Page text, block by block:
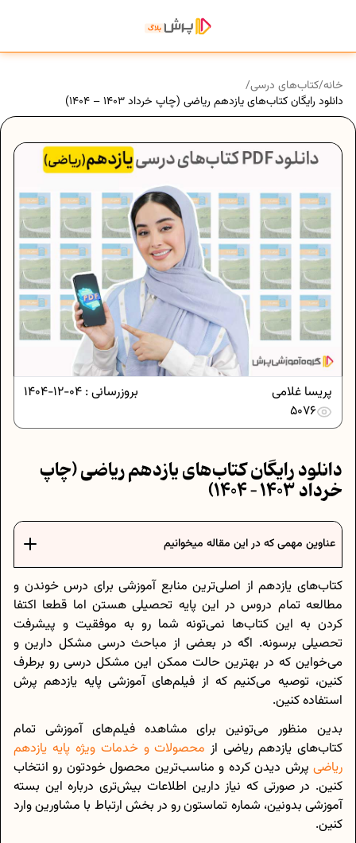
خانه/کتاب‌های درسی/
دانلود رایگان کتاب‌های یازدهم ریاضی (چاپ خرداد 1403 – 1404)
بروزرسانی : 04-12-1404
پریسا غلامی
5076
دانلود رایگان کتاب‌های یازدهم ریاضی (چاپ
خرداد 1403 – 1404)
عناوین مهمی که در این مقاله میخوانیم
کتاب‌های یازدهم از اصلی‌ترین منابع آموزشی برای درس خوندن و
مطالعه تمام دروس در این پایه تحصیلی هستن اما قطعا اکتفا
کردن به این کتاب‌ها نمی‌تونه شما رو به موفقیت و پیشرفت
تحصیلی برسونه. اگه در بعضی از مباحث درسی مشکل دارین و
می‌خواین که در بهترین حالت ممکن این مشکل درسی رو برطرف
کنین، توصیه می‌کنیم که از فیلم‌های آموزشی پایه یازدهم پرش
استفاده کنین.
بدین منظور می‌تونین برای مشاهده فیلم‌های آموزشی تمام
کتاب‌های یازدهم ریاضی از محصولات و خدمات ویژه پایه یازدهم
ریاضی پرش دیدن کرده و مناسب‌ترین محصول خودتون رو انتخاب
کنین. در صورتی که نیاز دارین اطلاعات بیش‌تری درباره این بسته
آموزشی بدونین، شماره تماستون رو در بخش ارتباط با مشاورین وارد
کنین.